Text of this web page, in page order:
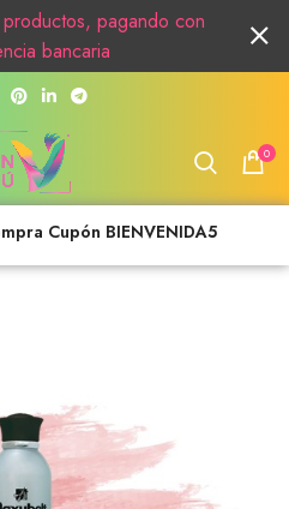
0
Cupón BIENVENIDA5
pagando con
bancaria